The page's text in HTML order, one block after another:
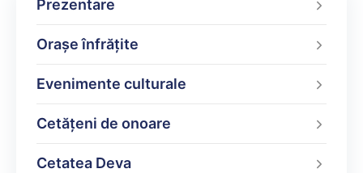
Prezentare
Orașe înfrățite
Evenimente culturale
Cetățeni de onoare
Cetatea Deva